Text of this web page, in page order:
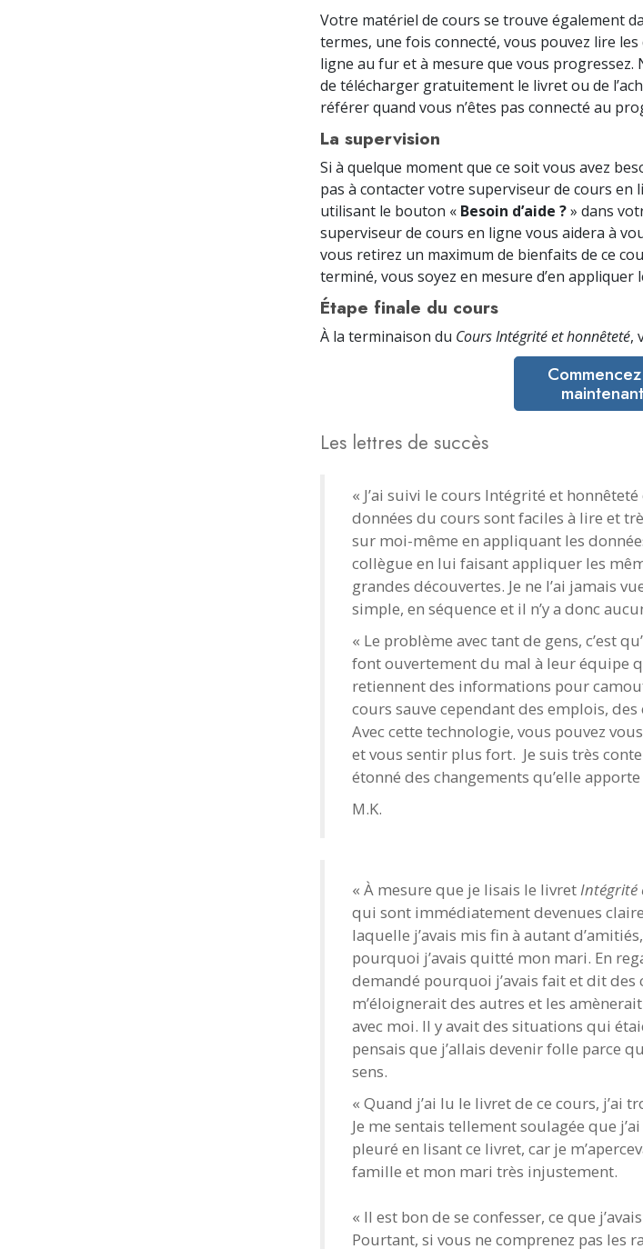
Votre matériel de cours se trouve également
termes, une fois connecté, vous pouvez lire
ligne au fur et à mesure que vous
de télécharger gratuitement le livret ou de
référer quand vous n’êtes pas connecté au
La supervision
Si à quelque moment que ce soit vous avez
pas à contacter votre superviseur de cours en
utilisant le bouton « Besoin d’aide ?» dans
superviseur de cours en ligne vous aidera à
vous retirez un maximum de bienfaits de ce
terminé, vous soyez en mesure d’en appliquer
Étape finale du cours
À la terminaison du Cours Intégrité et honnêteté,
maintenant
Les lettres de succès
« J’ai suivi le cours Intégrité et
données du cours sont faciles à lire et
sur moi-même en appliquant les
collègue en lui faisant appliquer les
grandes découvertes. Je ne l’ai jamais
simple, en séquence et il n’y a donc
« Le problème avec tant de gens, c’est
font ouvertement du mal à leur équipe
retiennent des informations pour
cours sauve cependant des emplois,
Avec cette technologie, vous pouvez
et vous sentir plus fort. Je suis très
étonné des changements qu’elle apporte
M.K.
« À mesure que je lisais le livretIntégrité
qui sont immédiatement devenues
laquelle j’avais mis fin à autant
pourquoi j’avais quitté mon mari. En
demandé pourquoi j’avais fait et dit des
m’éloignerait des autres et les
avec moi. Il y avait des situations qui
pensais que j’allais devenir folle parce
sens.
« Quand j’ai lu le livret de ce cours, j’ai
Je me sentais tellement soulagée que
pleuré en lisant ce livret, car je
famille et mon mari très injustement.
« Il est bon de se confesser, ce que
Pourtant, si vous ne comprenez pas les